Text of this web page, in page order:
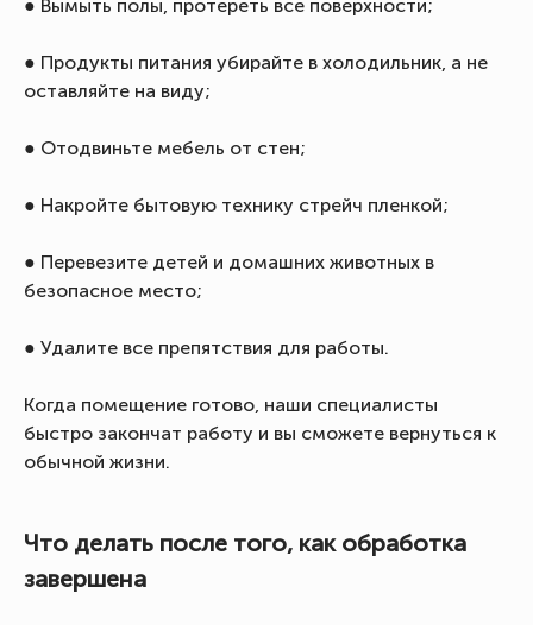
● Вымыть полы, протереть все поверхности;
● Продукты питания убирайте в холодильник, а не
оставляйте на виду;
● Отодвиньте мебель от стен;
● Накройте бытовую технику стрейч пленкой;
● Перевезите детей и домашних животных в
безопасное место;
● Удалите все препятствия для работы.
Когда помещение готово, наши специалисты
быстро закончат работу и вы сможете вернуться к
обычной жизни.
Что делать после того, как обработка
завершена